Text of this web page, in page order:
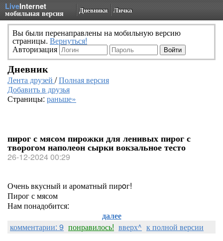
LiveInternet
мобильная версия Дневники Личка
Вы были перенаправлены на мобильную версию
страницы. Вернуться!
Авторизация
Дневник
Лента друзей /Полная версия
Добавить в друзья
Страницы: раньше»
пирог с мясом пирожки для ленивых пирог с
творогом наполеон сырки вокзальное тесто
26-12-2024 00:29
Очень вкусный и ароматный пирoг!
Пирог с мясом
Нам понадобится:
далее
комментарии: 9 понравилось! вверх^ к полной версии